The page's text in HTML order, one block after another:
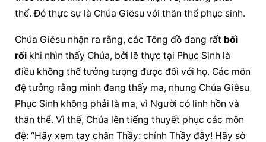
thế. Đó thực sự là Chúa Giêsu với thân thể phục sinh.
Chúa Giêsu nhận ra rằng, các Tông đồ đang rất bối
rối khi nhìn thấy Chúa, bởi lẽ thực tại Phục Sinh là
điều không thể tưởng tượng được đối với họ. Các môn
đệ tưởng rằng mình đang thấy ma, nhưng Chúa Giêsu
Phục Sinh không phải là ma, vì Người có linh hồn và
thân thể. Vì thế, Chúa lên tiếng thuyết phục các môn
đệ: “Hãy xem tay chân Thầy: chính Thầy đây! Hãy sờ